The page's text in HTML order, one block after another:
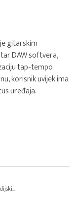
gitarskim
DAW softvera,
tap-tempo
korisnik uvijek ima
uređaja.